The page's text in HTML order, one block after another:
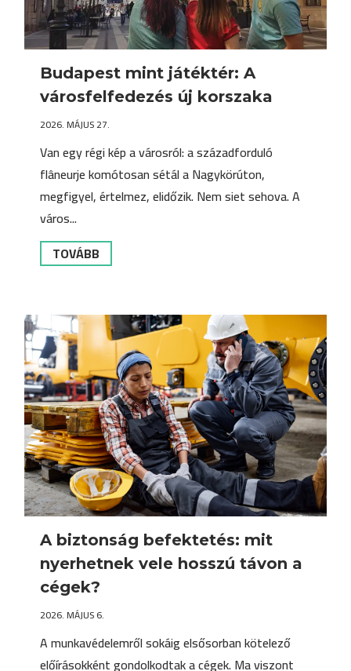
Budapest mint játéktér: A
városfelfedezés új korszaka
2026. MÁJUS 27.
Van egy régi kép a városról: a századforduló
flâneurje komótosan sétál a Nagykörúton,
megfigyel, értelmez, elidőzik. Nem siet sehova. A
város...
TOVÁBB
A biztonság befektetés: mit
nyerhetnek vele hosszú távon a
cégek?
2026. MÁJUS 6.
A munkavédelemről sokáig elsősorban kötelező
előírásokként gondolkodtak a cégek. Ma viszont